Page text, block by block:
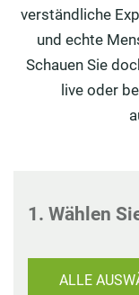
verständliche
und echte
Schauen Sie
live oder
1. Wählen
ALLE